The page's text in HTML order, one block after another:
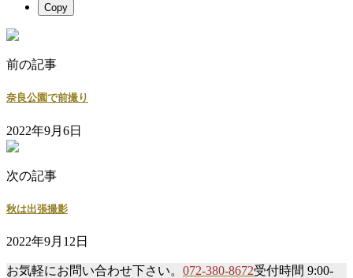
Copy
前の記事
奈良公園で前撮り
2022年9月6日
次の記事
秋は出張撮影
2022年9月12日
お気軽にお問い合わせ下さい。 072-380-8672受付時間 9:00-